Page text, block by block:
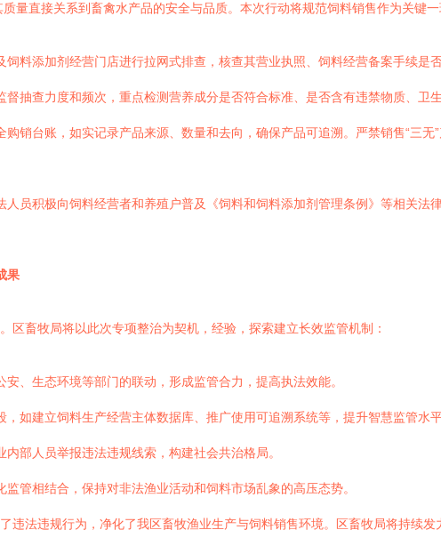
量直接关系到畜禽水产品的安全与品质。本次行动将规范饲料销售作为关键一
饲料添加剂经营门店进行拉网式排查，核查其营业执照、饲料经营备案手续是
督抽查力度和频次，重点检测营养成分是否符合标准、是否含有违禁物质、卫
购销台账，如实记录产品来源、数量和去向，确保产品可追溯。严禁销售“三
人员积极向饲料经营者和养殖户普及《饲料和饲料添加剂管理条例》等相关
果
区畜牧局将以此次专项整治为契机，经验，探索建立长效监管机制：
安、生态环境等部门的联动，形成监管合力，提高执法效能。
，如建立饲料生产经营主体数据库、推广使用可追溯系统等，提升智慧监管水平
内部人员举报违法违规线索，构建社会共治格局。
监管相结合，保持对非法渔业活动和饲料市场乱象的高压态势。
违法违规行为，净化了我区畜牧渔业生产与饲料销售环境。区畜牧局将持续